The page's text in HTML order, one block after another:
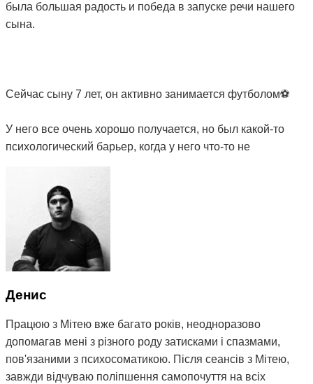
была большая радость и победа в запуске речи нашего
сына.
Сейчас сыну 7 лет, он активно занимается футболом⚽️
У него все очень хорошо получается, но был какой-то
психологический барьер, когда у него что-то не
очень хорошо спал по ночам (часто просыпался,
ворочался, снились плохие сны). Решили снова
обратиться к Мите. После прохождения 5 сеансов и в
течение месяца мы увидели изменения в поведении
сына: он стал меньше расстраиваться при неудачах,
более внимательным и дисциплинированным и намного
лучше спать по ночам.
Вместе с сыном записали к Мите младшую дочь 5 лет,
так как у нее были проблемы со сном, нервозность,
Денис
Працюю з Мітею вже багато років, неодноразово
допомагав мені з різного роду затисками і спазмами,
пов'язаними з психосоматикою. Після сеансів з Мітею,
завжди відчуваю поліпшення самопочуття на всіх